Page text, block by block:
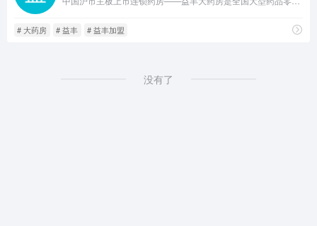
# 大药房 # 益丰 # 益丰加盟
没有了